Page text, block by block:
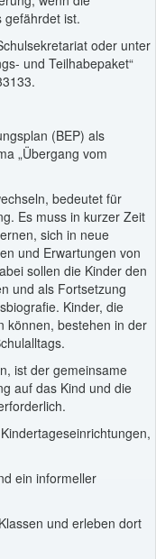
gefährdet ist.
oder unter
und Teilhabepaket“
(BEP) als
„Übergang vom
bedeutet für
Es muss in kurzer Zeit
sich in neue
und Erwartungen von
sollen die Kinder den
und als Fortsetzung
Kinder, die
können, bestehen in der
ist der gemeinsame
auf das Kind und die
ein informeller
und erleben dort